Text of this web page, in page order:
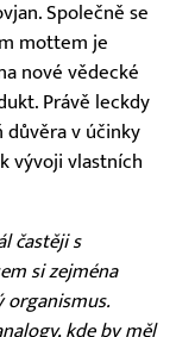
Společně se
mottem je
nové vědecké
Právě leckdy
důvěra v účinky
vývoji vlastních
častěji s
si zejména
organismus.
kde by měl